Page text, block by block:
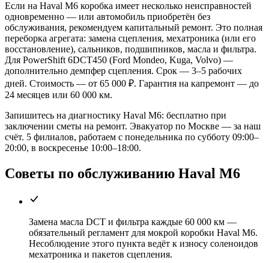
Если на Haval M6 коробка имеет несколько неисправностей
одновременно — или автомобиль приобретён без
обслуживания, рекомендуем капитальный ремонт. Это полная
переборка агрегата: замена сцепления, мехатроника (или его
восстановление), сальников, подшипников, масла и фильтра.
Для PowerShift 6DCT450 (Ford Mondeo, Kuga, Volvo) —
дополнительно демпфер сцепления. Срок — 3–5 рабочих
дней. Стоимость — от 65 000 ₽. Гарантия на капремонт — до
24 месяцев или 60 000 км.
Запишитесь на диагностику Haval M6: бесплатно при
заключении сметы на ремонт. Эвакуатор по Москве — за наш
счёт. 5 филиалов, работаем с понедельника по субботу 09:00–
20:00, в воскресенье 10:00–18:00.
Советы по обслуживанию Haval M6
Замена масла DCT и фильтра каждые 60 000 км —
обязательный регламент для мокрой коробки Haval M6.
Несоблюдение этого пункта ведёт к износу соленоидов
мехатроника и пакетов сцепления.